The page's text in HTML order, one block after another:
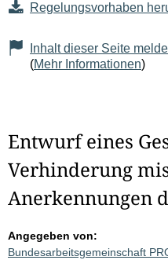
Regelungsvorhaben
Inhalt dieser Seite
(Mehr Informationen)
Entwurf eines
Verhinderung
Anerkennungen
Angegeben von:
Bundesarbeitsgemeinschaft